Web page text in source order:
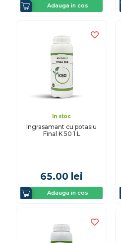
Adauga in cos
In stoc
Ingrasamant cu potasiu
Final K 50 1 L
65.00 lei
Adauga in cos